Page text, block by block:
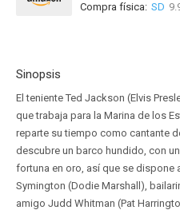
Compra física: SD
Sinopsis
El teniente Ted Jackson (Elvis
que trabaja para la Marina de los
reparte su tiempo como cantante
descubre un barco hundido, con
fortuna en oro, así que se dispone
Symington (Dodie Marshall),
amigo Judd Whitman (Pat